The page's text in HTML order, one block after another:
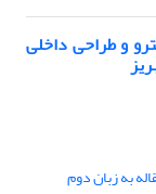
و طراحی داخلی
به زبان دوم